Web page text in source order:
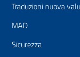
Traduzioni nuova
MAD
Sicurezza